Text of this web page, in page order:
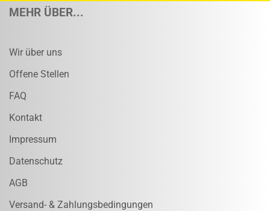
MEHR ÜBER...
Wir über uns
Offene Stellen
FAQ
Kontakt
Impressum
Datenschutz
AGB
Versand- & Zahlungsbedingungen